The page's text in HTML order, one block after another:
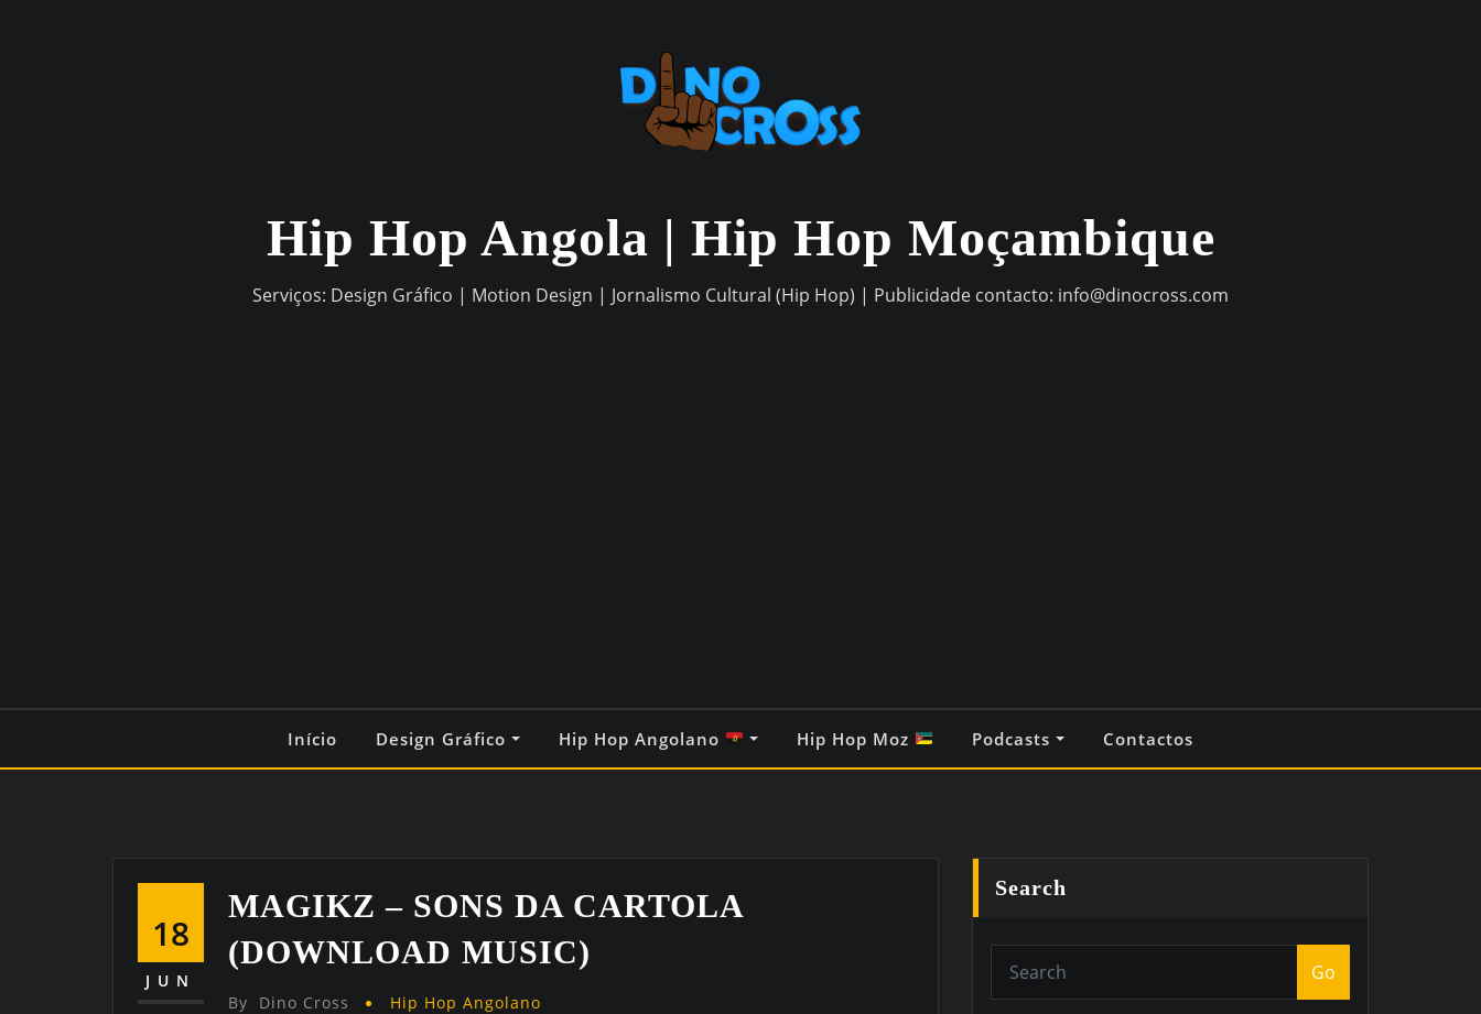
Hip Hop Angola | Hip Hop Moçambique
Serviços: Design Gráfico | Motion Design | Jornalismo Cultural (Hip Hop) | Publicidade contacto: info@dinocross.com
Início Design Gráfico Hip Hop Angolano Hip Hop Moz Podcasts Contactos
18
JUN
MAGIKZ – SONS DA CARTOLA
(DOWNLOAD MUSIC)
By Dino Cross Hip Hop Angolano
Search
Go